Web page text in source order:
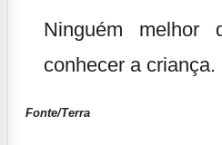
Ninguém
conhecer a criança.
Fonte/Terra